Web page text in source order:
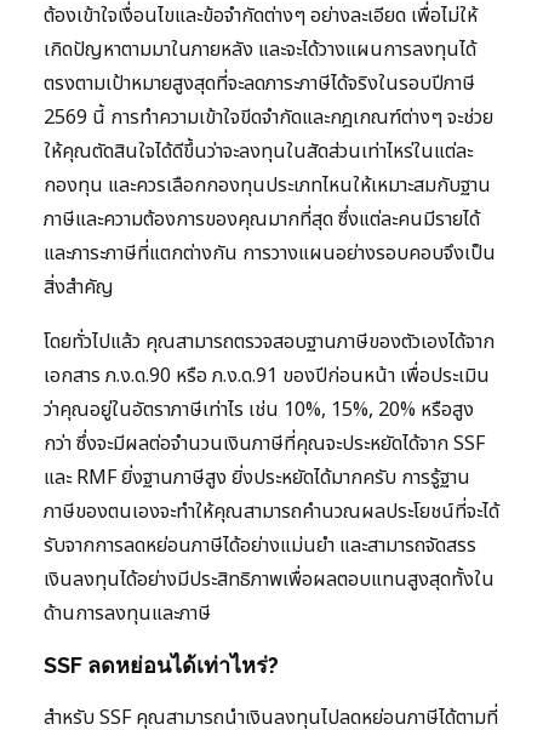
ต้องเข้าใจเงื่อนไขและข้อจำกัดต่างๆ อย่างละเอียด เพื่อไม่ให้
เกิดปัญหาตามมาในภายหลัง และจะได้วางแผนการลงทุนได้
ตรงตามเป้าหมายสูงสุดที่จะลดภาระภาษีได้จริงในรอบปีภาษี
2569 นี้ การทำความเข้าใจขีดจำกัดและกฎเกณฑ์ต่างๆ จะช่วย
ให้คุณตัดสินใจได้ดีขึ้นว่าจะลงทุนในสัดส่วนเท่าไหร่ในแต่ละ
กองทุน และควรเลือกกองทุนประเภทไหนให้เหมาะสมกับฐาน
ภาษีและความต้องการของคุณมากที่สุด ซึ่งแต่ละคนมีรายได้
และภาระภาษีที่แตกต่างกัน การวางแผนอย่างรอบคอบจึงเป็น
สิ่งสำคัญ
โดยทั่วไปแล้ว คุณสามารถตรวจสอบฐานภาษีของตัวเองได้จาก
เอกสาร ภ.ง.ด.90 หรือ ภ.ง.ด.91 ของปีก่อนหน้า เพื่อประเมิน
ว่าคุณอยู่ในอัตราภาษีเท่าไร เช่น 10%, 15%, 20% หรือสูง
กว่า ซึ่งจะมีผลต่อจำนวนเงินภาษีที่คุณจะประหยัดได้จาก SSF
และ RMF ยิ่งฐานภาษีสูง ยิ่งประหยัดได้มากครับ การรู้ฐาน
ภาษีของตนเองจะทำให้คุณสามารถคำนวณผลประโยชน์ที่จะได้
รับจากการลดหย่อนภาษีได้อย่างแม่นยำ และสามารถจัดสรร
เงินลงทุนได้อย่างมีประสิทธิภาพเพื่อผลตอบแทนสูงสุดทั้งใน
ด้านการลงทุนและภาษี
SSF ลดหย่อนได้เท่าไหร่?
สำหรับ SSF คุณสามารถนำเงินลงทุนไปลดหย่อนภาษีได้ตามที่